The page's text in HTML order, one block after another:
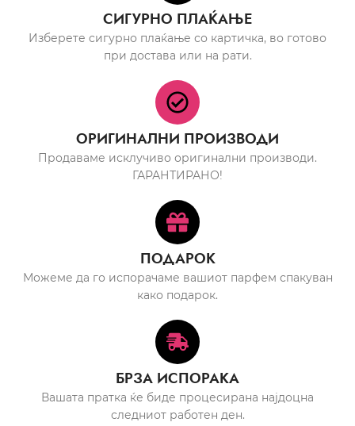
СИГУРНО ПЛАЌАЊЕ
Изберете сигурно плаќање со картичка, во готово
при достава или на рати.
ОРИГИНАЛНИ ПРОИЗВОДИ
Продаваме исклучиво оригинални производи.
ГАРАНТИРАНО!
ПОДАРОК
Можеме да го испорачаме вашиот парфем спакуван
како подарок.
БРЗА ИСПОРАКА
Вашата пратка ќе биде процесирана најдоцна
следниот работен ден.